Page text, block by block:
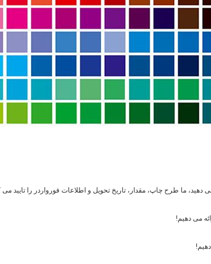
ما طرح چاپ، مقدار، تاریخ تحویل و اطلاعات فورواردر را تایید می
می دهیم!